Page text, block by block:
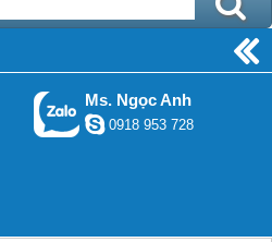
Ms. Ngọc Anh
0918 953 728